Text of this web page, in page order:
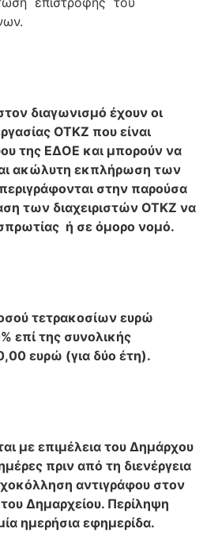
διαγωνισμό έχουν οι
ΟΤΚΖ που είναι
της ΕΔΟΕ και μπορούν να
ακώλυτη εκπλήρωση των
στην παρούσα
των διαχειριστών ΟΤΚΖ να
ή σε όμορο νομό.
τετρακοσίων ευρώ
επί της συνολικής
ευρώ (για δύο έτη).
με επιμέλεια του Δημάρχου
πριν από τη διενέργεια
αντιγράφου στον
Δημαρχείου. Περίληψη
ημερήσια εφημερίδα.